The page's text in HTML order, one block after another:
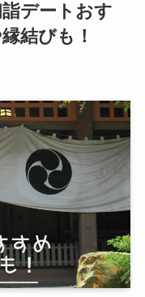
詣デートおす
結びも！